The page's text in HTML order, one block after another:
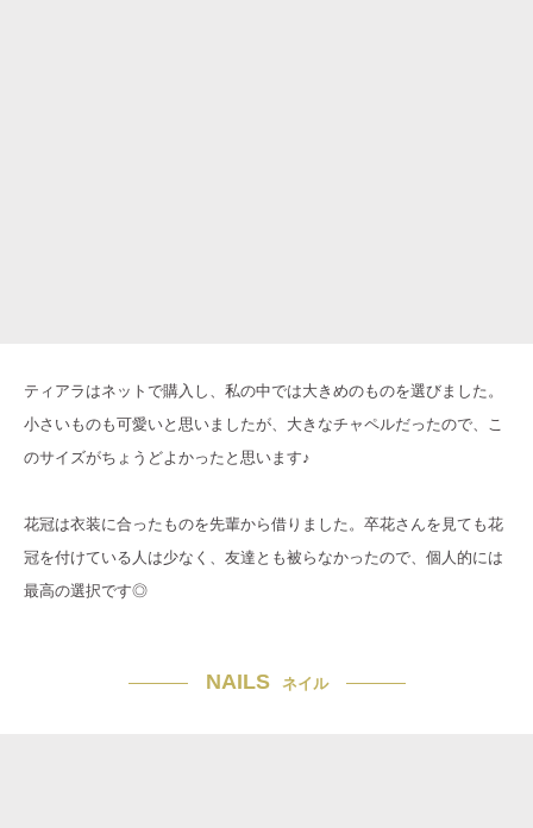
ティアラはネットで購入し、私の中では大きめのものを選びました。
小さいものも可愛いと思いましたが、大きなチャペルだったので、こ
のサイズがちょうどよかったと思います♪
花冠は衣装に合ったものを先輩から借りました。卒花さんを見ても花
冠を付けている人は少なく、友達とも被らなかったので、個人的には
最高の選択です◎
NAILS ネイル